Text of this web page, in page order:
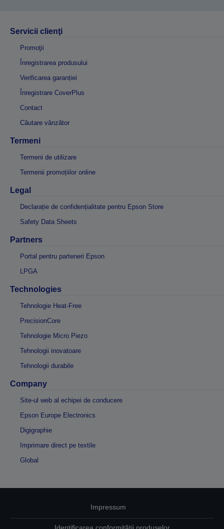
Servicii clienţi
Promoţii
Înregistrarea produsului
Verificarea garanției
Înregistrare CoverPlus
Contact
Căutare vânzător
Termeni
Termeni de utilizare
Termenii promoțiilor online
Legal
Declarație de confidențialitate pentru Epson Store
Safety Data Sheets
Partners
Portal pentru parteneri Epson
LPGA
Technologies
Tehnologie Heat-Free
PrecisionCore
Tehnologie Micro Piezo
Tehnologii inovatoare
Tehnologii durabile
Company
Site-ul web al echipei de conducere
Epson Europe Electronics
Digigraphie
Imprimare direct pe textile
Global
Impressum